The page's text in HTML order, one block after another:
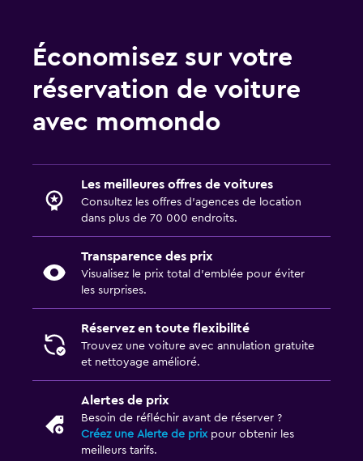
Économisez sur votre
réservation de voiture
avec momondo
Les meilleures offres de voitures
Consultez les offres d’agences de location
dans plus de 70 000 endroits.
Transparence des prix
Visualisez le prix total d’emblée pour éviter
les surprises.
Réservez en toute flexibilité
Trouvez une voiture avec annulation gratuite
et nettoyage amélioré.
Alertes de prix
Besoin de réfléchir avant de réserver ?
Créez une Alerte de prixpour obtenir les
meilleurs tarifs.